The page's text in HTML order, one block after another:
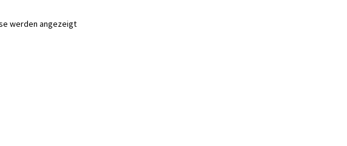
werden angezeigt